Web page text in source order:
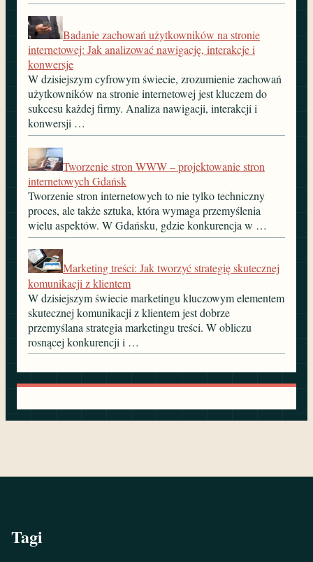
Badanie zachowań użytkowników na stronie
internetowej: Jak analizować nawigację, interakcje i
konwersje
W dzisiejszym cyfrowym świecie, zrozumienie zachowań
użytkowników na stronie internetowej jest kluczem do
sukcesu każdej firmy. Analiza nawigacji, interakcji i
konwersji …
Tworzenie stron WWW – projektowanie stron
internetowych Gdańsk
Tworzenie stron internetowych to nie tylko techniczny
proces, ale także sztuka, która wymaga przemyślenia
wielu aspektów. W Gdańsku, gdzie konkurencja w …
Marketing treści: Jak tworzyć strategię skutecznej
komunikacji z klientem
W dzisiejszym świecie marketingu kluczowym elementem
skutecznej komunikacji z klientem jest dobrze
przemyślana strategia marketingu treści. W obliczu
rosnącej konkurencji i …
Tagi